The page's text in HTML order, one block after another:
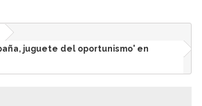
juguete del oportunismo' en